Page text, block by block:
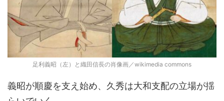
足利義昭（左）と織田信長の肖像画／wikimedia commons
義昭が順慶を支え始め、久秀は大和支配の立場が揺